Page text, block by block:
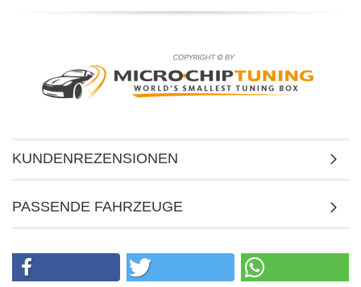
KUNDENREZENSIONEN
PASSENDE FAHRZEUGE